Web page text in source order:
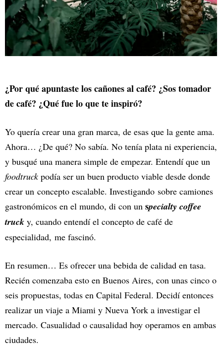
¿Por qué apuntaste los cañones al café? ¿Sos tomador
de café? ¿Qué fue lo que te inspiró?
Yo quería crear una gran marca, de esas que la gente ama.
Ahora… ¿De qué? No sabía. No tenía plata ni experiencia,
y busqué una manera simple de empezar. Entendí que un
foodtruckpodía ser un buen producto viable desde donde
crear un concepto escalable. Investigando sobre camiones
gastronómicos en el mundo, di con un specialty coffee
truck y, cuando entendí el concepto de café de
especialidad, me fascinó.
En resumen… Es ofrecer una bebida de calidad en tasa.
Recién comenzaba esto en Buenos Aires, con unas cinco o
seis propuestas, todas en Capital Federal. Decidí entonces
realizar un viaje a Miami y Nueva York a investigar el
mercado. Casualidad o causalidad hoy operamos en ambas
ciudades.